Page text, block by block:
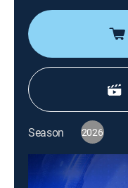
Season 2026